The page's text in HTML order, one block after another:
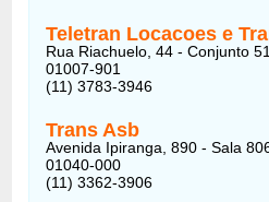
Teletran Locacoes e
Rua Riachuelo, 44 - Conjunto
01007-901
(11) 3783-3946
Trans Asb
Avenida Ipiranga, 890 - Sala
01040-000
(11) 3362-3906